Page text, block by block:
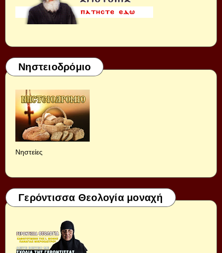
Νηστειοδρόμιο
Νηστείες
Γερόντισσα Θεολογία μοναχή